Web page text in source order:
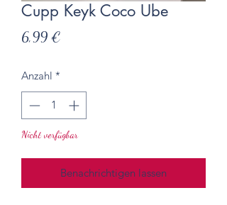
Cupp Keyk Coco Ube
6,99 €
Anzahl *
Nicht verfügbar
Benachrichtigen lassen